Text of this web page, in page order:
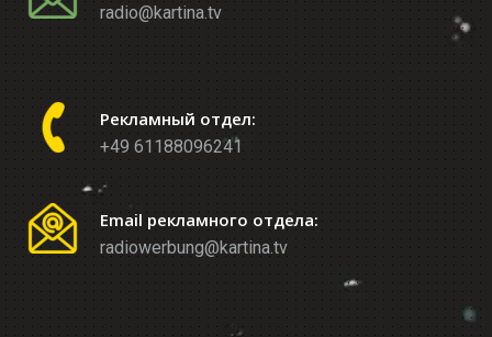
radio@kartina.tv
Рекламный отдел:
+49 61188096241
Email рекламного отдела:
radiowerbung@kartina.tv